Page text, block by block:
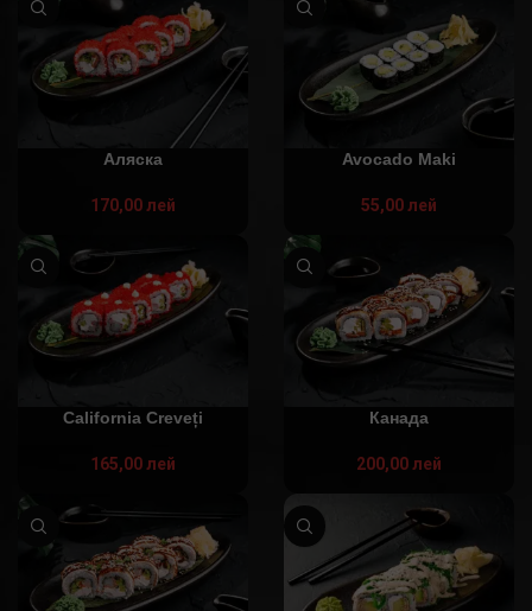
Аляска
170,00лей
Avocado Maki
55,00лей
California Creveți
165,00лей
Канада
200,00лей